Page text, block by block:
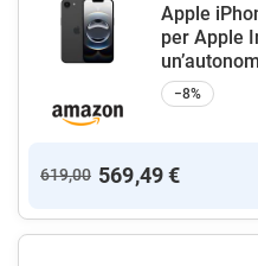
Apple
per Apple
−8%
619,00 569,49 €